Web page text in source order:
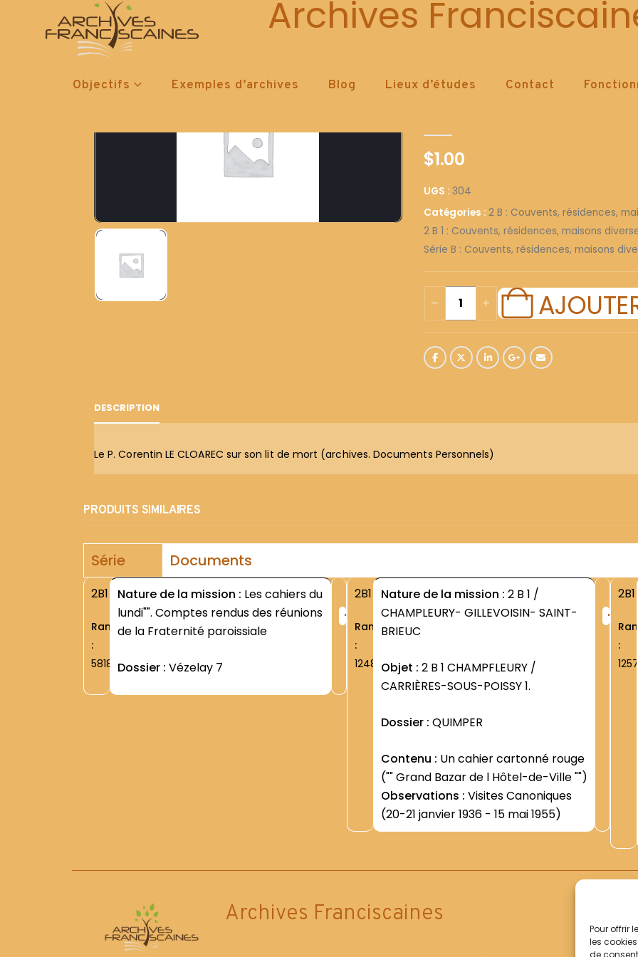
Pour offrir
les
de
Archives
Objectifs Exemples d’archives Blog Lieux d’études Contact
304
$1.00
UGS : 304
Catégories : 2 B : Couvents, résidences,
2 B 1 : Couvents, résidences, maisons
Série B : Couvents, résidences, maisons
DESCRIPTION
Le P. Corentin LE CLOAREC sur son lit de mort (archives. Documents Personnels)
PRODUITS SIMILAIRES
Série Documents
2B1
Rang
:
5818
Nature de la mission : Les cahiers du
lundi"". Comptes rendus des réunions
de la Fraternité paroissiale
Dossier : Vézelay 7
+
2B1
Rang
:
1248
Nature de la mission : 2 B 1 /
CHAMPLEURY- GILLEVOISIN- SAINT-
BRIEUC
Objet : 2 B 1 CHAMPFLEURY /
CARRIÈRES-SOUS-POISSY 1.
Dossier : QUIMPER
Contenu :
("" Grand Bazar de l Hôtel-de-Ville "")
Observations : Visites Canoniques
(20-21 janvier 1936 - 15 mai 1955)
+
2B1
Rang
:
1257
Archives Franciscaines